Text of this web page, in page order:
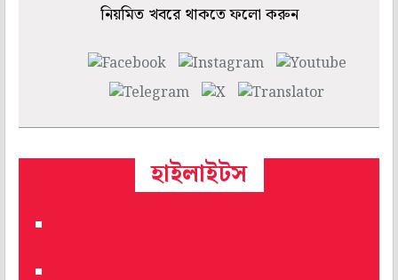
নিয়মিত খবরে থাকতে ফলো করুন
হাইলাইটস